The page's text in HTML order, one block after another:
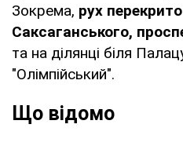
Зокрема, рух
Саксаганського,
та на ділянці біля
"Олімпійський".
Що відомо